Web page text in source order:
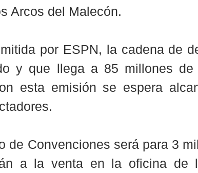
Arcos del Malecón.
por ESPN, la cadena de
y que llega a 85 millones de
esta emisión se espera
de Convenciones será para 3
a la venta en la oficina de